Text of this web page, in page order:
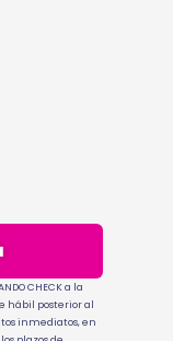
CHECK a la
hábil posterior al
inmediatos, en